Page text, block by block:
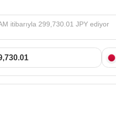
itibarıyla 299,730.01 JPY ediyor